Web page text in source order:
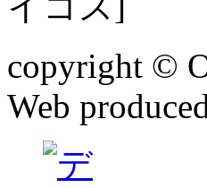
copyright ©
Web